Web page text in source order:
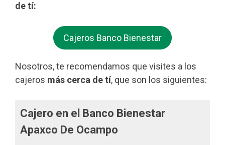
de tí:
Cajeros Banco Bienestar
Nosotros, te recomendamos que visites a los
cajeros más cerca de tí, que son los siguientes:
Cajero en el Banco Bienestar
Apaxco De Ocampo